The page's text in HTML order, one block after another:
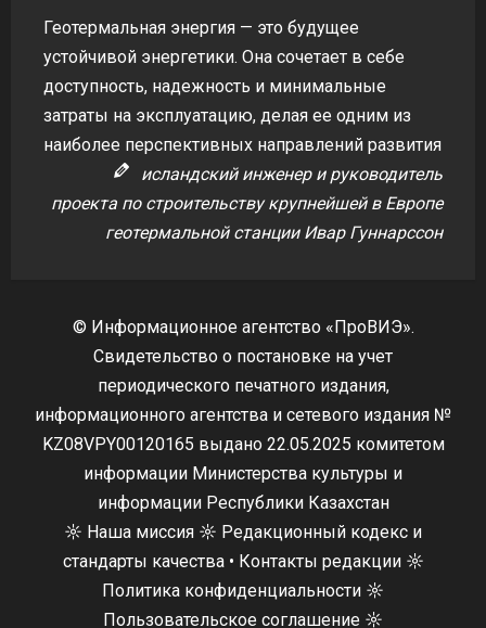
Геотермальная энергия — это будущее
устойчивой энергетики. Она сочетает в себе
доступность, надежность и минимальные
затраты на эксплуатацию, делая ее одним из
наиболее перспективных направлений развития
исландский инженер и руководитель
проекта по строительству крупнейшей в Европе
геотермальной станции Ивар Гуннарссон
© Информационное агентство «ПроВИЭ».
Свидетельство о постановке на учет
периодического печатного издания,
информационного агентства и сетевого издания №
KZ08VPY00120165 выдано 22.05.2025 комитетом
информации Министерства культуры и
информации Республики Казахстан
☼ Наша миссия ☼ Редакционный кодекс и
стандарты качества• Контакты редакции☼
Политика конфиденциальности ☼
Пользовательское соглашение ☼